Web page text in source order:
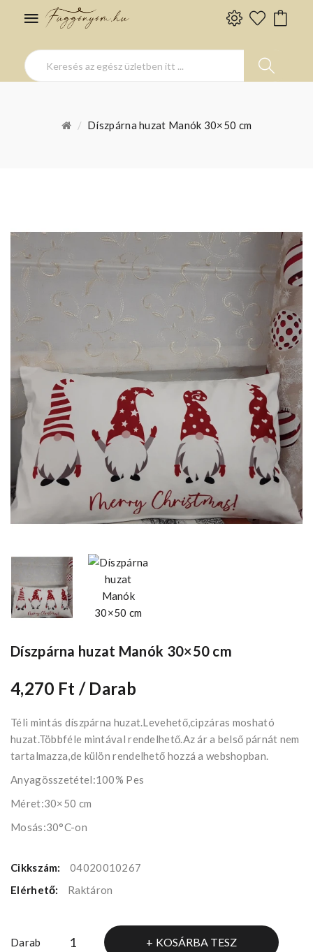
Díszpárna huzat Manók 30×50 cm
Díszpárna huzat Manók 30×50 cm
4,270 Ft / Darab
Téli mintás díszpárna huzat.Levehető,cipzáras mosható
huzat.Többféle mintával rendelhető.Az ár a belső párnát nem
tartalmazza,de külön rendelhető hozzá a webshopban.
Anyagösszetétel:100% Pes
Méret:30×50 cm
Mosás:30°C-on
Cikkszám:
04020010267
Elérhető:
Raktáron
Darab KOSÁRBA TESZ